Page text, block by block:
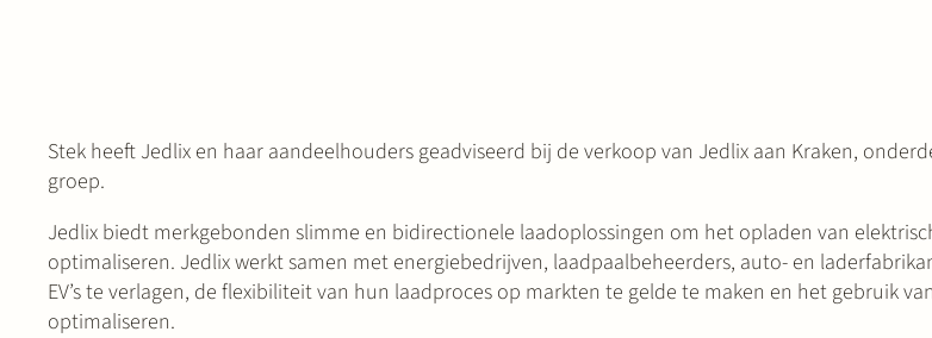
Stek heeft Jedlix en haar aandeelhouders geadviseerd bij de verkoop van Jedlix aan Kraken,
groep.
Jedlix biedt merkgebonden slimme en bidirectionele laadoplossingen om het opladen van
optimaliseren. Jedlix werkt samen met energiebedrijven, laadpaalbeheerders, auto- en
EV’s te verlagen, de flexibiliteit van hun laadproces op markten te gelde te maken en het gebruik
optimaliseren.